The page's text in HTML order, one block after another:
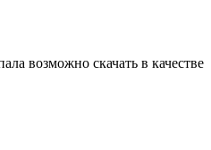
возможно скачать в качестве